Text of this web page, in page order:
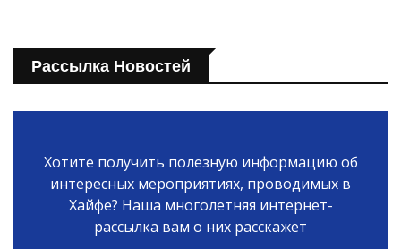
Рассылка Новостей
Хотите получить полезную информацию об
интересных мероприятиях, проводимых в
Хайфе? Наша многолетняя интернет-
рассылка вам о них расскажет